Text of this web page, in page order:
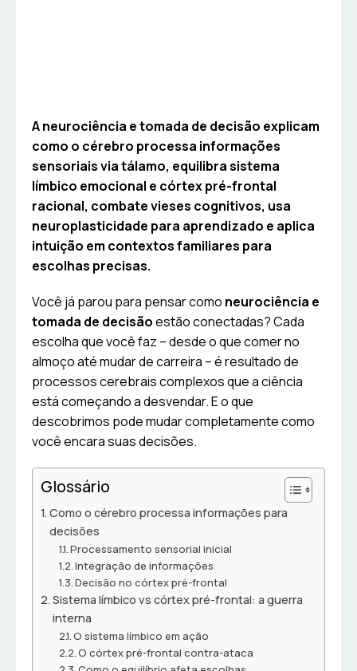
A neurociência e tomada de decisão explicam
como o cérebro processa informações
sensoriais via tálamo, equilibra sistema
límbico emocional e córtex pré-frontal
racional, combate vieses cognitivos, usa
neuroplasticidade para aprendizado e aplica
intuição em contextos familiares para
escolhas precisas.
Você já parou para pensar como neurociência e
tomada de decisãoestão conectadas? Cada
escolha que você faz – desde o que comer no
almoço até mudar de carreira – é resultado de
processos cerebrais complexos que a ciência
está começando a desvendar. E o que
descobrimos pode mudar completamente como
você encara suas decisões.
Glossário
Como o cérebro processa informações para
decisões
Processamento sensorial inicial
Integração de informações
Decisão no córtex pré-frontal
Sistema límbico vs córtex pré-frontal: a guerra
interna
O sistema límbico em ação
O córtex pré-frontal contra-ataca